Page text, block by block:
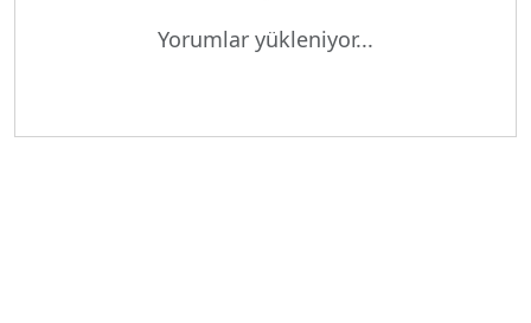
Yorumlar yükleniyor...